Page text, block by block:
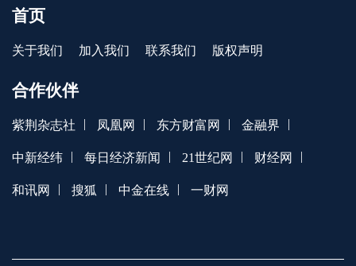
首页
关于我们 加入我们 联系我们 版权声明
合作伙伴
紫荆杂志社 | 凤凰网 | 东方财富网 | 金融界 |
中新经纬 | 每日经济新闻 | 21世纪网 | 财经网 |
和讯网 | 搜狐 | 中金在线 | 一财网